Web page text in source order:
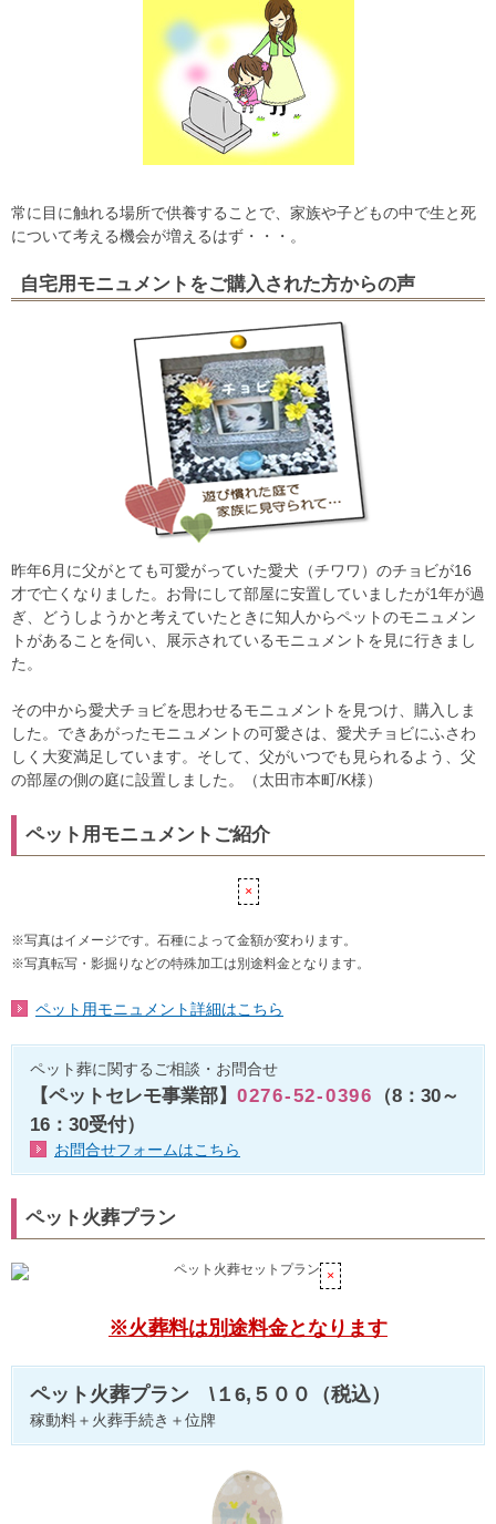
常に目に触れる場所で供養することで、家族や子どもの中で生と死
について考える機会が増えるはず・・・。
自宅用モニュメントをご購入された方からの声
昨年6月に父がとても可愛がっていた愛犬（チワワ）のチョビが16
才で亡くなりました。お骨にして部屋に安置していましたが1年が過
ぎ、どうしようかと考えていたときに知人からペットのモニュメン
トがあることを伺い、展示されているモニュメントを見に行きまし
た。
その中から愛犬チョビを思わせるモニュメントを見つけ、購入しま
した。できあがったモニュメントの可愛さは、愛犬チョビにふさわ
しく大変満足しています。そして、父がいつでも見られるよう、父
の部屋の側の庭に設置しました。（太田市本町/K様）
ペット用モニュメントご紹介
※写真はイメージです。石種によって金額が変わります。
※写真転写・影掘りなどの特殊加工は別途料金となります。
ペット用モニュメント詳細はこちら
ペット葬に関するご相談・お問合せ
【ペットセレモ事業部】 0276-52-0396 （8：30～
16：30受付）
お問合せフォームはこちら
ペット火葬プラン
※火葬料は別途料金となります
ペット火葬プラン \１6,５００（税込）
稼動料＋火葬手続き＋位牌